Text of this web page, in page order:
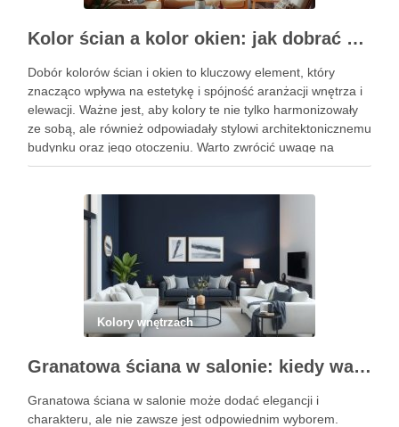
Kolor ścian a kolor okien: jak dobrać barwy dla spójnej i trwałej aranżacji wnętrza oraz elewacji
Dobór kolorów ścian i okien to kluczowy element, który
znacząco wpływa na estetykę i spójność aranżacji wnętrza i
elewacji. Ważne jest, aby kolory te nie tylko harmonizowały
ze sobą, ale również odpowiadały stylowi architektonicznemu
budynku oraz jego otoczeniu. Warto zwrócić uwagę na
zasady, które pomogą uniknąć najczęstszych błędów w
Kolory wnętrzach
Granatowa ściana w salonie: kiedy warto ją wybrać i jak uniknąć aranżacyjnych pułapek
Granatowa ściana w salonie może dodać elegancji i
charakteru, ale nie zawsze jest odpowiednim wyborem.